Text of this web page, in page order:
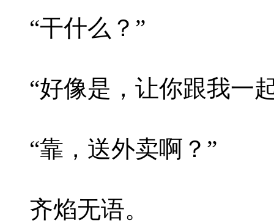
“干什么？”
“好像是，让你跟我一
“靠，送外卖啊？”
齐焰无语。